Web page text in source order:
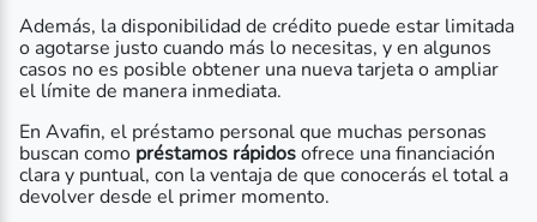
Además, la disponibilidad de crédito puede estar limitada
o agotarse justo cuando más lo necesitas, y en algunos
casos no es posible obtener una nueva tarjeta o ampliar
el límite de manera inmediata.
En Avafin, el préstamo personal que muchas personas
buscan como préstamos rápidosofrece una financiación
clara y puntual, con la ventaja de que conocerás el total a
devolver desde el primer momento.